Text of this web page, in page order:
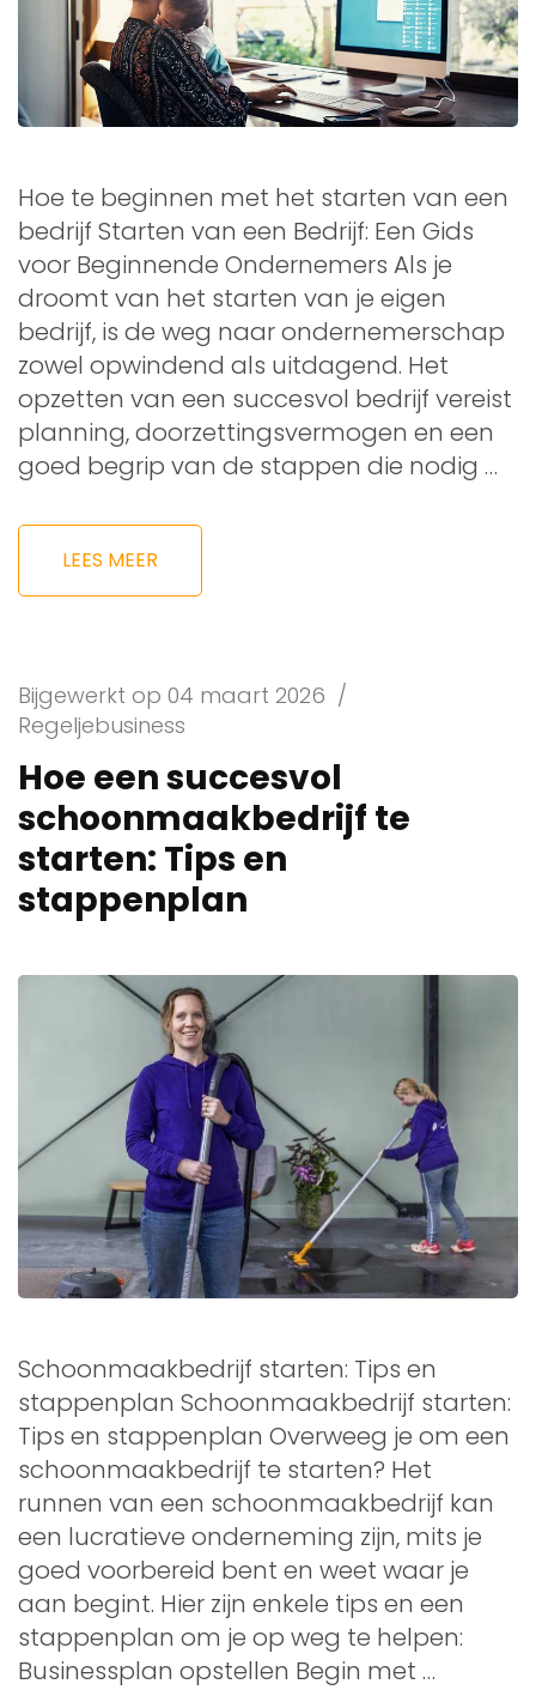
Hoe te beginnen met het starten van een
bedrijf Starten van een Bedrijf: Een Gids
voor Beginnende Ondernemers Als je
droomt van het starten van je eigen
bedrijf, is de weg naar ondernemerschap
zowel opwindend als uitdagend. Het
opzetten van een succesvol bedrijf vereist
planning, doorzettingsvermogen en een
goed begrip van de stappen die nodig …
LEES MEER
Bijgewerkt op 04 maart 2026 /
Regeljebusiness
Hoe een succesvol
schoonmaakbedrijf te
starten: Tips en
stappenplan
Schoonmaakbedrijf starten: Tips en
stappenplan Schoonmaakbedrijf starten:
Tips en stappenplan Overweeg je om een
schoonmaakbedrijf te starten? Het
runnen van een schoonmaakbedrijf kan
een lucratieve onderneming zijn, mits je
goed voorbereid bent en weet waar je
aan begint. Hier zijn enkele tips en een
stappenplan om je op weg te helpen:
Businessplan opstellen Begin met …